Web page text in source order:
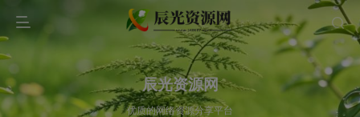
辰光资源网
优质的网络资源分享平台